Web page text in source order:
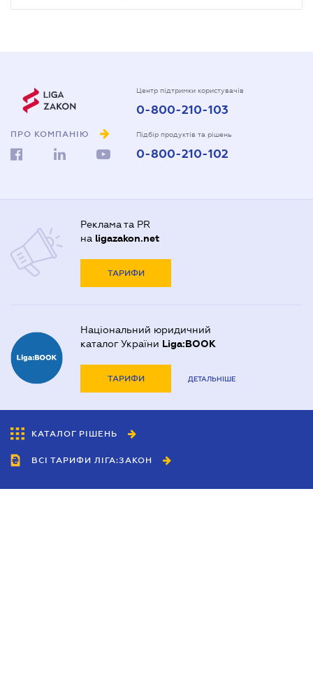
ПРО КОМПАНІЮ
Центр підтримки користувачів
0-800-210-103
Підбір продуктів та рішень
0-800-210-102
Реклама та PR
на ligazakon.net
ТАРИФИ
Національний юридичний
каталог України Liga:BOOK
ТАРИФИ ДЕТАЛЬНІШЕ
КАТАЛОГ РІШЕНЬ
ВСІ ТАРИФИ ЛІГА:ЗАКОН